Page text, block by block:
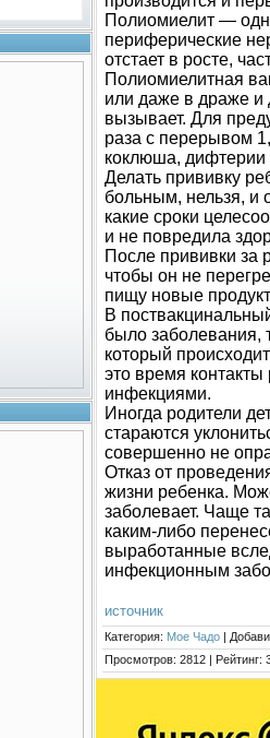
Полиомиелит —
периферические
отстает в росте,
Полиомиелитная
или даже в драже и
вызывает. Для
раза с перерывом
коклюша, дифтерии
Делать прививку
больным, нельзя, и
какие сроки
и не повредила
После прививки за
чтобы он не
пищу новые
В
было заболевания,
который
это время
инфекциями.
Иногда родители
стараются
совершенно не
Отказ от
жизни ребенка.
заболевает. Чаще
каким-либо
выработанные
инфекционным
источник
Категория: Мое Чадо |
Просмотров: 2812 | Рейтинг: